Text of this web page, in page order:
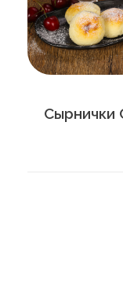
Сырнички